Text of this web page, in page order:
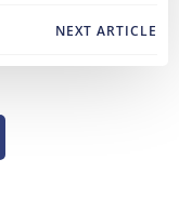
NEXT ARTICLE